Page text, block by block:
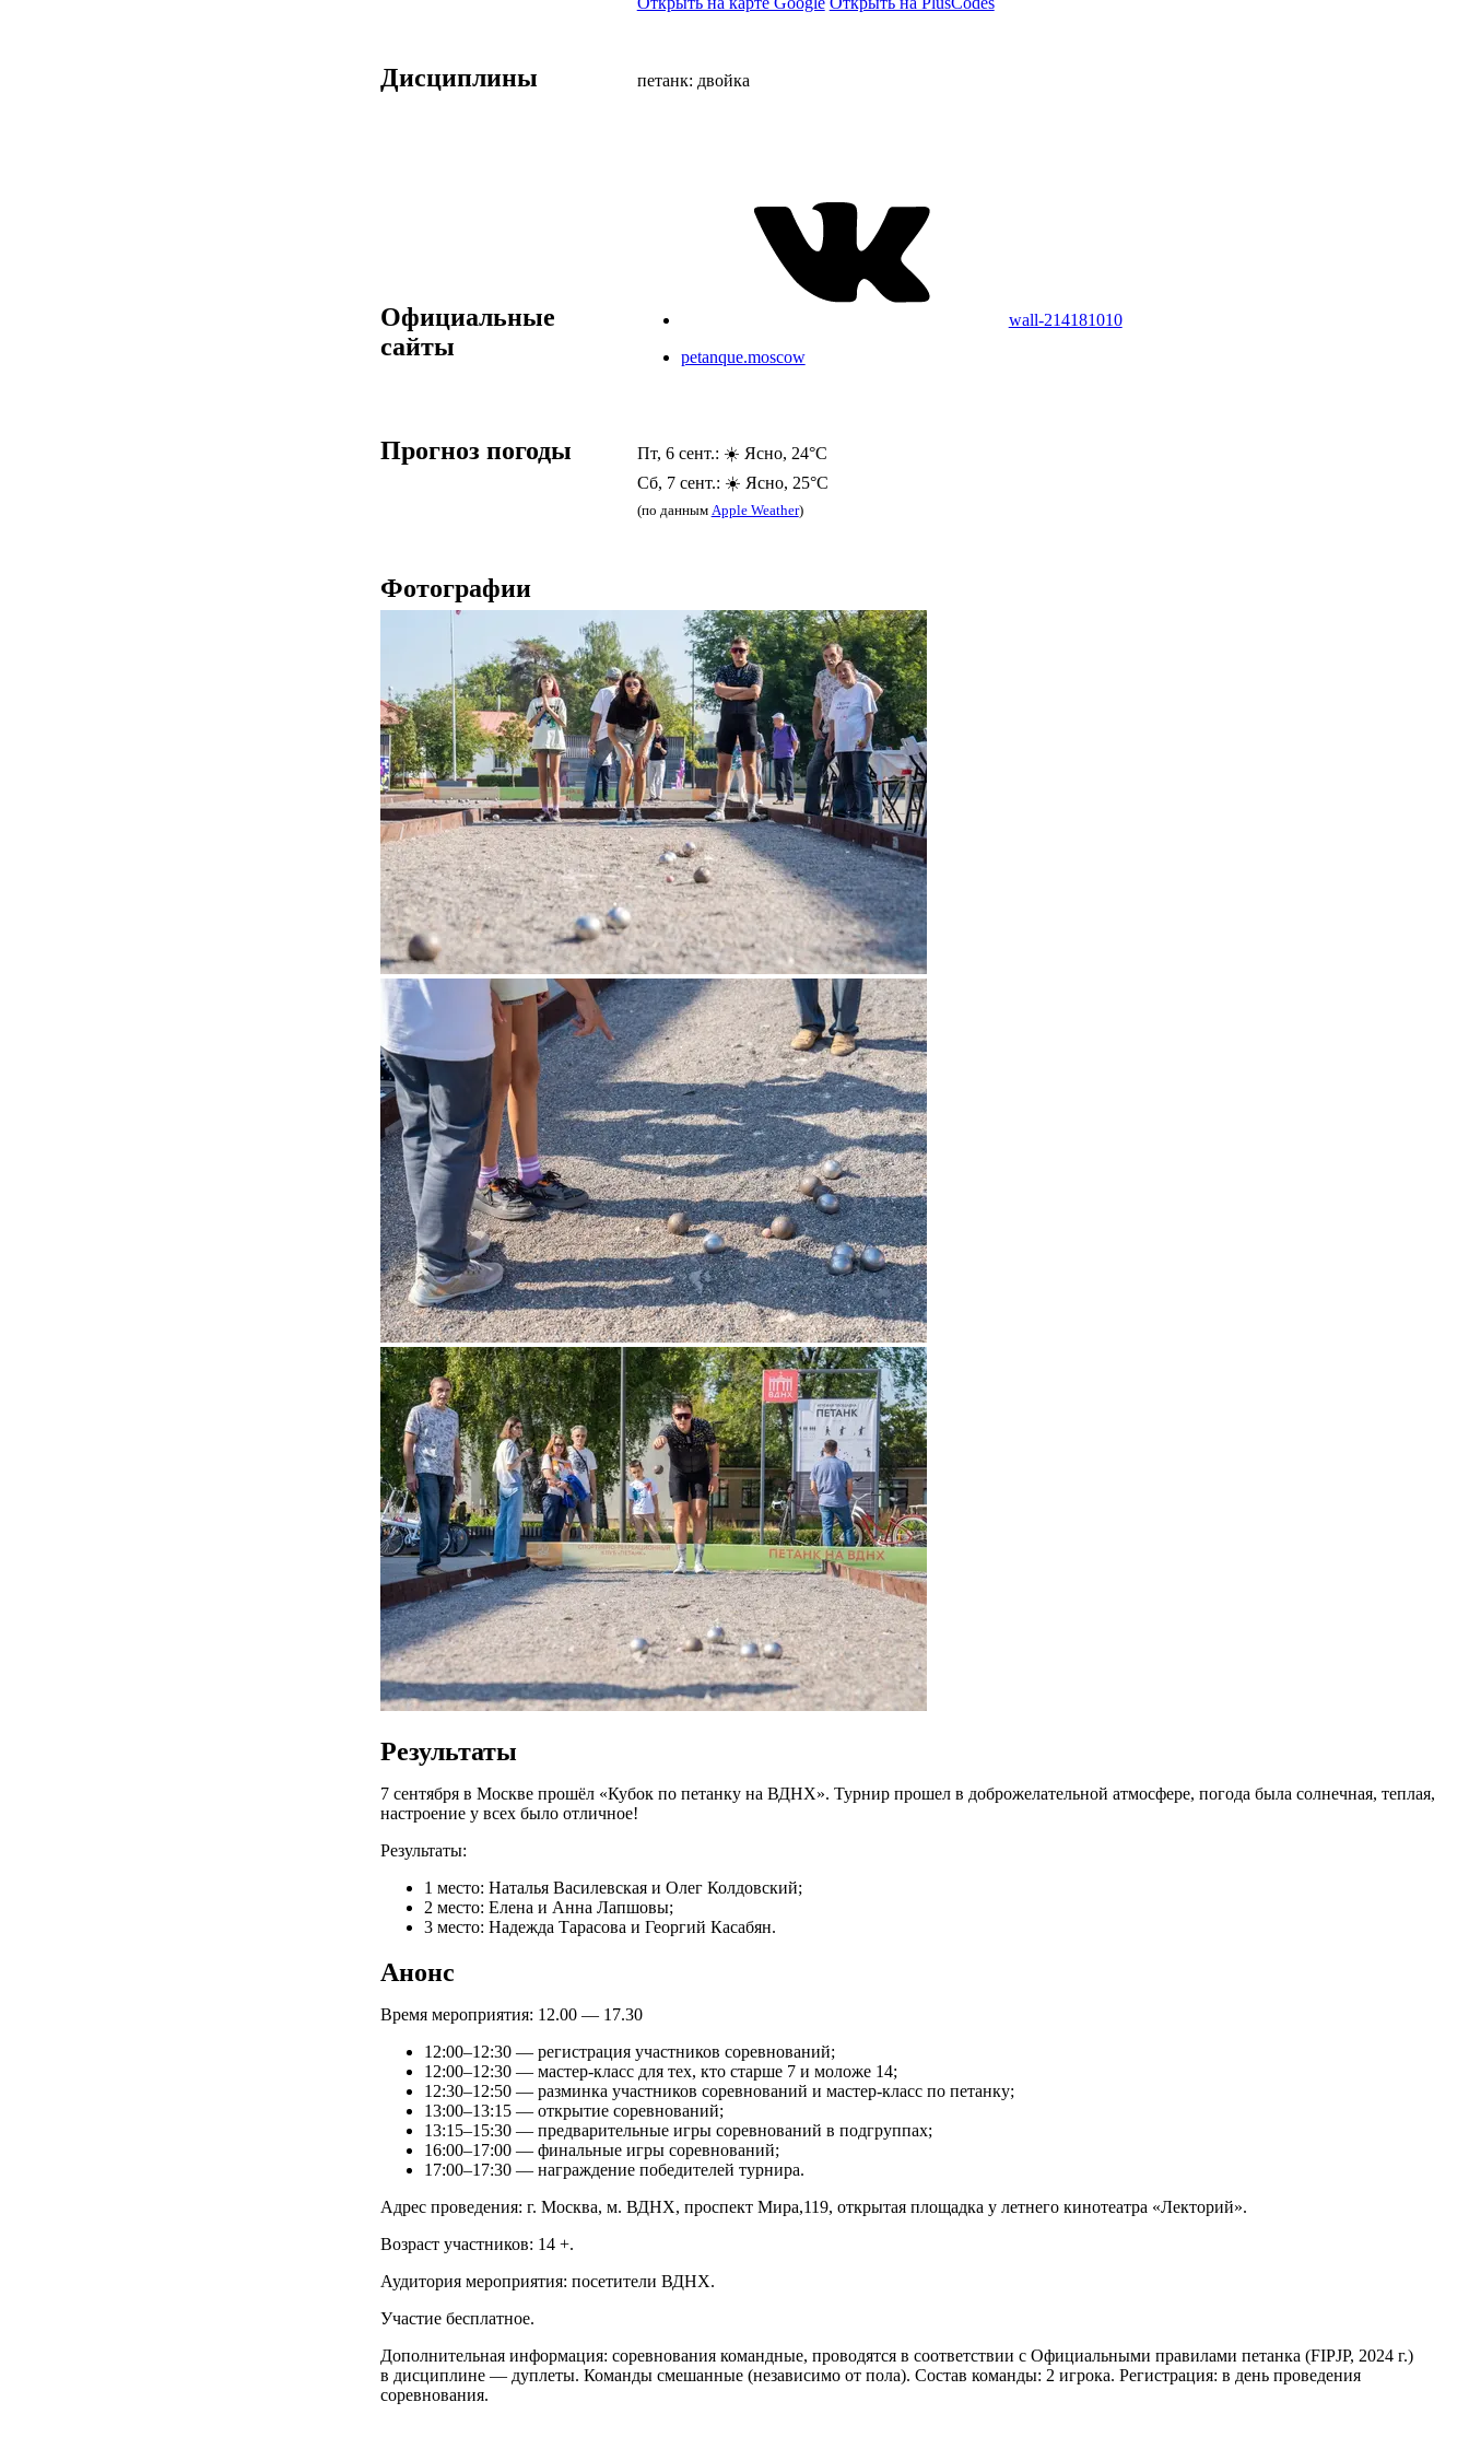
Дисциплины петанк: двойка
Официальные
сайты
wall-214181010
petanque.moscow
Прогноз погоды
Пт, 6 сент.: ☀️ Ясно, 24°C
Сб, 7 сент.: ☀️ Ясно, 25°C
(по данным Apple Weather)
Фотографии
Результаты
7 сентября в Москве прошёл «Кубок по петанку на ВДНХ». Турнир прошел в доброжелательной атмосфере, погода была солнечная, теплая,
настроение у всех было отличное!
Результаты:
1 место: Наталья Василевская и Олег Колдовский;
2 место: Елена и Анна Лапшовы;
3 место: Надежда Тарасова и Георгий Касабян.
Анонс
Время мероприятия: 12.00 — 17.30
12:00–12:30 — регистрация участников соревнований;
12:00–12:30 — мастер-класс для тех, кто старше 7 и моложе 14;
12:30–12:50 — разминка участников соревнований и мастер-класс по петанку;
13:00–13:15 — открытие соревнований;
13:15–15:30 — предварительные игры соревнований в подгруппах;
16:00–17:00 — финальные игры соревнований;
17:00–17:30 — награждение победителей турнира.
Адрес проведения: г. Москва, м. ВДНХ, проспект Мира,119, открытая площадка у летнего кинотеатра «Лекторий».
Возраст участников: 14 +.
Аудитория мероприятия: посетители ВДНХ.
Участие бесплатное.
Дополнительная информация: соревнования командные, проводятся в соответствии с Официальными правилами петанка (FIPJP, 2024 г.)
в дисциплине — дуплеты. Команды смешанные (независимо от пола). Состав команды: 2 игрока. Регистрация: в день проведения
соревнования.